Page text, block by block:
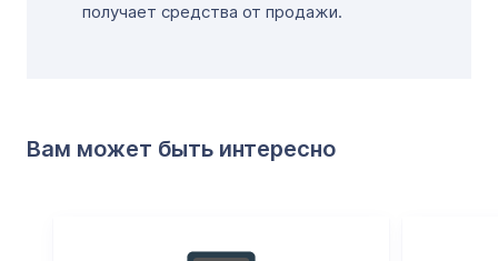
получает средства от продажи.
Вам может быть интересно